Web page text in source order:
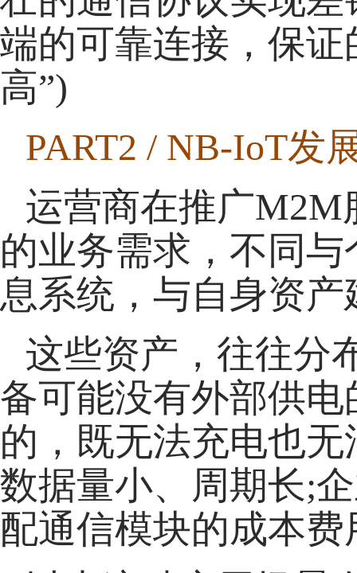
端的可靠连接，保
高”)
PART2 / NB-IoT发
运营商在推广
的业务需求，不同
息系统，与自身资
这些资产，往往分
备可能没有外部供
的，既无法充电也
数据量小、周期长;
配通信模块的成本费